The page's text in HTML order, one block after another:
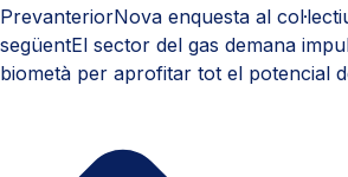
PrevanteriorNova enquesta al
següentEl sector del gas demana
biometà per aprofitar tot el potencial